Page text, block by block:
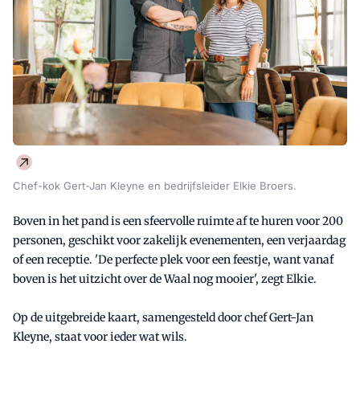
Chef-kok Gert-Jan Kleyne en bedrijfsleider Elkie Broers.
Boven in het pand is een sfeervolle ruimte af te huren voor 200
personen, geschikt voor zakelijk evenementen, een verjaardag
of een receptie. 'De perfecte plek voor een feestje, want vanaf
boven is het uitzicht over de Waal nog mooier', zegt Elkie.
Op de uitgebreide kaart, samengesteld door chef Gert-Jan
Kleyne, staat voor ieder wat wils.